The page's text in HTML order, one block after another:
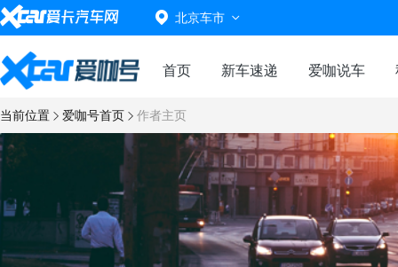
北京车市
首页 新车速递 爱咖说车
当前位置 爱咖号首页 作者主页